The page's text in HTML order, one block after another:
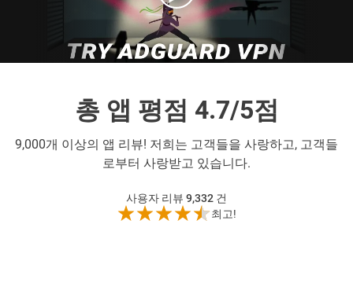
총 앱 평점 4.7/5점
9,000개 이상의 앱 리뷰! 저희는 고객들을 사랑하고, 고객들
로부터 사랑받고 있습니다.
사용자 리뷰 9,332 건
최고!